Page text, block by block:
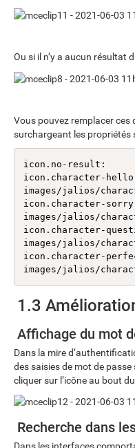
Ou si il n’y a aucun résultat
Vous pouvez remplacer
surchargeant les propriétés
icon.no-result:
icon.character-
images/jalios/
icon.character-
images/jalios/
icon.character-
images/jalios/
icon.character-
images/jalios/
1.3
Affichage du mot
Dans la mire
des saisies de mot de
cliquer sur l’icône au bout
Recherche dans